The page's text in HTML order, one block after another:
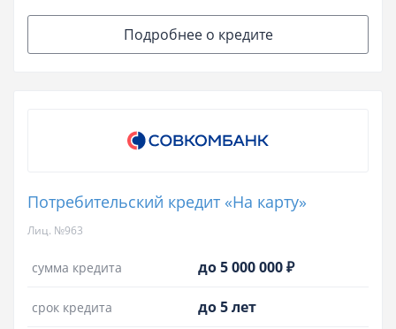
Подробнее о кредите
Потребительский кредит «На карту»
Лиц. №963
сумма кредита до 5 000 000 ₽
срок кредита до 5 лет